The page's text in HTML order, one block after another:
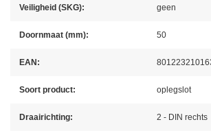
Veiligheid (SKG): geen
Doornmaat (mm): 50
EAN:
Soort product: oplegslot
Draairichting: 2 - DIN rechts